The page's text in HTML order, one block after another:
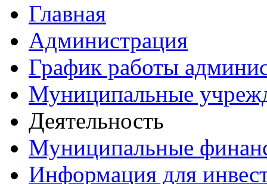
Главная
Администрация
График работы
Муниципальные
Деятельность
Муниципальные
Информация для